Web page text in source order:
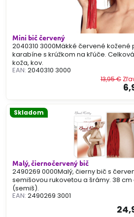
Mini bič červený
2040310 3000Mäkké červené
karabíne s krúžkom na kľúče.
koža, kov.
EAN: 2040310 3000
13,95 €
Malý, čiernočervený bič
Skladom
2490269 0000Malý, čierny bič s
semišovou rukovetou a šrámy. 38 cm
(semiš).
EAN: 2490269 3001